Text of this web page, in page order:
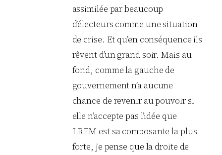
assimilée par beaucoup
d’électeurs comme une situation
de crise. Et qu’en conséquence ils
rêvent d’un grand soir. Mais au
fond, comme la gauche de
gouvernement n’a aucune
chance de revenir au pouvoir si
elle n’accepte pas l’idée que
LREM est sa composante la plus
forte, je pense que la droite de